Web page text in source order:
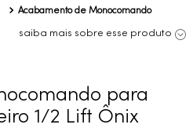
Acabamento de Monocomando
saiba mais sobre esse produto
para
1/2 Lift Ônix